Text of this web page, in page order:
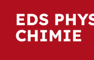
EDS
CHIMIE